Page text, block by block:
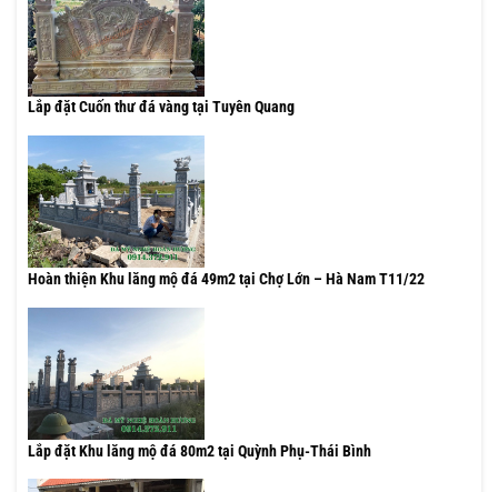
Lắp đặt Cuốn thư đá vàng tại Tuyên Quang
Hoàn thiện Khu lăng mộ đá 49m2 tại Chợ Lớn – Hà Nam T11/22
Lắp đặt Khu lăng mộ đá 80m2 tại Quỳnh Phụ-Thái Bình